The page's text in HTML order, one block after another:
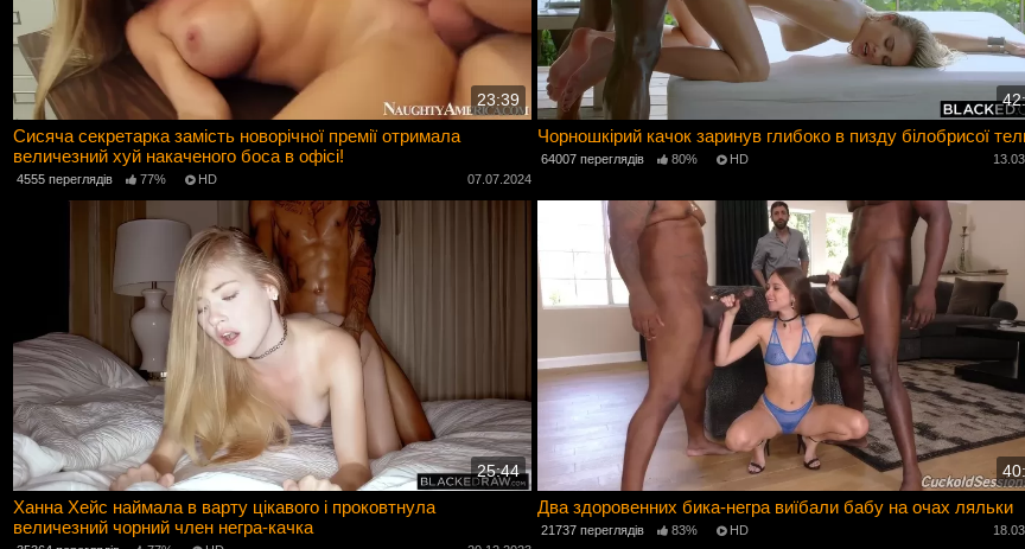
23:39
Сисяча секретарка замість новорічної премії отримала
величезний хуй накаченого боса в офісі!
4555 переглядів 77% HD 07.07.2024
Чорношкірий качок заринув глибоко в пизду білобрисої
64007 переглядів 80% HD
25:44
Ханна Хейс наймала в варту цікавого і проковтнула
величезний чорний член негра-качка
Два здоровенних бика-негра виїбали бабу на очах ляльки
21737 переглядів 83% HD